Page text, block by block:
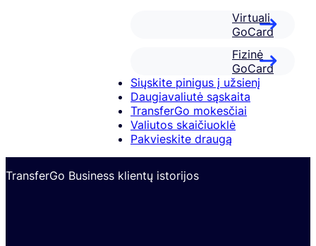
Virtuali
GoCard
Fizinė
GoCard
Siųskite pinigus į užsienį
Daugiavaliutė sąskaita
TransferGo mokesčiai
Valiutos skaičiuoklė
Pakvieskite draugą
TransferGo Business klientų istorijos